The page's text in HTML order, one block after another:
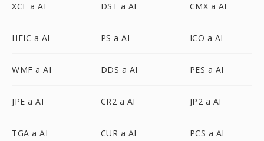
XCF a AI DST a AI CMX a AI
HEIC a AI PS a AI ICO a AI
WMF a AI DDS a AI PES a AI
JPE a AI CR2 a AI JP2 a AI
TGA a AI CUR a AI PCS a AI